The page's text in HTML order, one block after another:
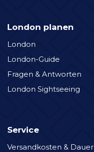
London planen
London
London-Guide
Fragen & Antworten
London Sightseeing
Service
Versandkosten & Dauer